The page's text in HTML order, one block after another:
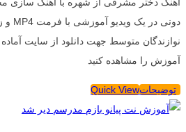
آهنگ دختر مشرقی از شهره با آهنگ
نوازندگان متوسط جهت دانلود از سایت آماده
آموزش را مشاهده کنید
توضیحاتQuick View